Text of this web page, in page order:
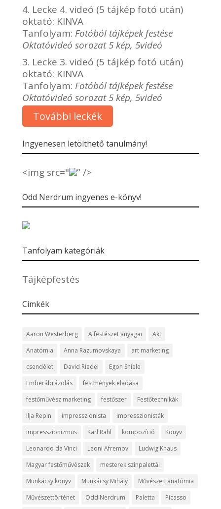
4. Lecke 4. videó (5 tájkép fotó után)
oktató: KINVA
Tanfolyam: Fotóból tájképek festése
Oktatóvideó sorozat 5 kép, 5videó
3. Lecke 3. videó (5 tájkép fotó után)
oktató: KINVA
Tanfolyam: Fotóból tájképek festése
Oktatóvideó sorozat 5 kép, 5videó
További leckék
Ingyenesen letölthető tanulmány!
<img src=" ” />
Odd Nerdrum ingyenes e-könyv!
Tanfolyam kategóriák
Tájképfestés
Cimkék
Aaron Westerberg A festészet anyagai
Akt
Anatómia
Anna Razumovskaya
art marketing
csendélet
David Riedel
Egon Shiele
Emberábrázolás
festmények eladása
festőművész marketing
festőszer
Festőtechnikák
Ilja Repin
impresszionista
impresszionisták
impresszionizmus
Karl Rahl kompozíció
Könyv
Leonardo da Vinci
Leoni Afremov
Ludwig Knaus
Magyar festőművészek
mesterek színpalettái
Munkácsy könyv
Munkácsy Mihály
Művészeti anatómia
Művészettörténet
Odd Nerdrum Paletta
Picasso